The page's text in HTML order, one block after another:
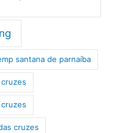
santana de parnaíba
cruzes